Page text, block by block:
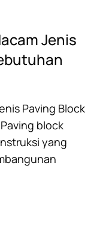
Jenis
Paving Block
block
yang